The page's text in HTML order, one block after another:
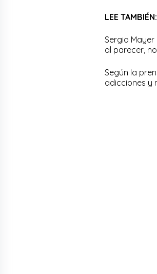
LEE TAMBIÉN:
Sergio
al parecer,
Según la
adicciones y